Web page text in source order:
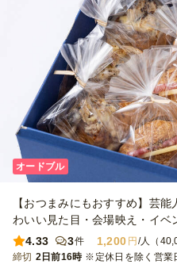
オードブル
【おつまみにもおすすめ】芸
わいい見た目・会場映え・イベ
4.33
3件 1,200 円 /人（
締切 2日前16時 ※定休日を除く営業